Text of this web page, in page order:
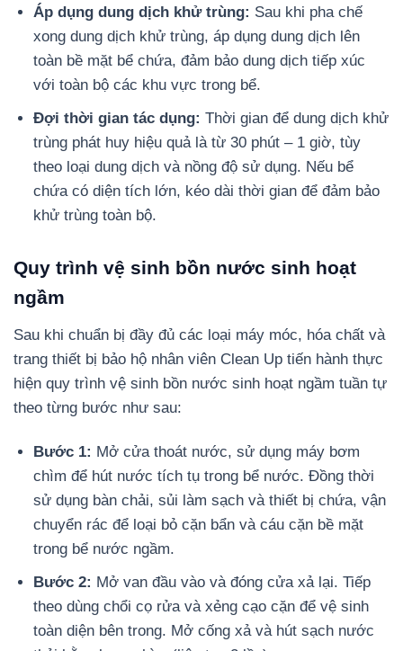
Áp dụng dung dịch khử trùng: Sau khi pha chế
xong dung dịch khử trùng, áp dụng dung dịch lên
toàn bề mặt bể chứa, đảm bảo dung dịch tiếp xúc
với toàn bộ các khu vực trong bể.
Đợi thời gian tác dụng: Thời gian để dung dịch khử
trùng phát huy hiệu quả là từ 30 phút – 1 giờ, tùy
theo loại dung dịch và nồng độ sử dụng. Nếu bể
chứa có diện tích lớn, kéo dài thời gian để đảm bảo
khử trùng toàn bộ.
Quy trình vệ sinh bồn nước sinh hoạt
ngầm
Sau khi chuẩn bị đầy đủ các loại máy móc, hóa chất và
trang thiết bị bảo hộ nhân viên Clean Up tiến hành thực
hiện quy trình vệ sinh bồn nước sinh hoạt ngầm tuần tự
theo từng bước như sau:
Bước 1: Mở cửa thoát nước, sử dụng máy bơm
chìm để hút nước tích tụ trong bể nước. Đồng thời
sử dụng bàn chải, sủi làm sạch và thiết bị chứa, vận
chuyển rác để loại bỏ cặn bẩn và cáu cặn bề mặt
trong bể nước ngầm.
Bước 2: Mở van đầu vào và đóng cửa xả lại. Tiếp
theo dùng chổi cọ rửa và xẻng cạo cặn để vệ sinh
toàn diện bên trong. Mở cống xả và hút sạch nước